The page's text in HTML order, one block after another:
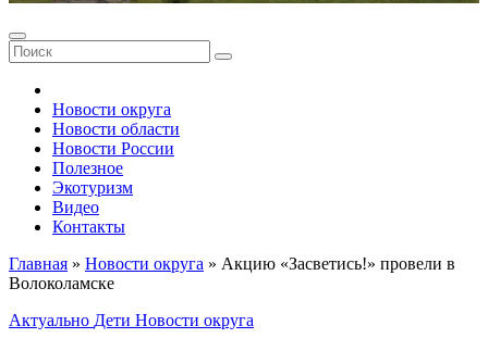
Новости округа
Новости области
Новости России
Полезное
Экотуризм
Видео
Контакты
Главная » Новости округа » Акцию «Засветись!» провели в
Волоколамске
Актуально Дети Новости округа